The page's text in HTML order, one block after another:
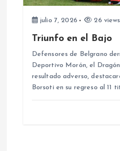
julio 7, 2026 26 views
Triunfo en el Bajo
Defensores de Belgrano
Deportivo Morón, el
resultado adverso,
Borsoti en su regreso al 11